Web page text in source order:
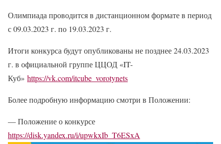
Олимпиада проводится в дистанционном формате в период
с 09.03.2023 г. по 19.03.2023 г.
Итоги конкурса будут опубликованы не позднее 24.03.2023
г. в официальной группе ЦЦОД «IT-
Куб» https://vk.com/itcube_vorotynets
Более подробную информацию смотри в Положении:
— Положение о конкурсе
https://disk.yandex.ru/i/upwkxIb_T6ESxA